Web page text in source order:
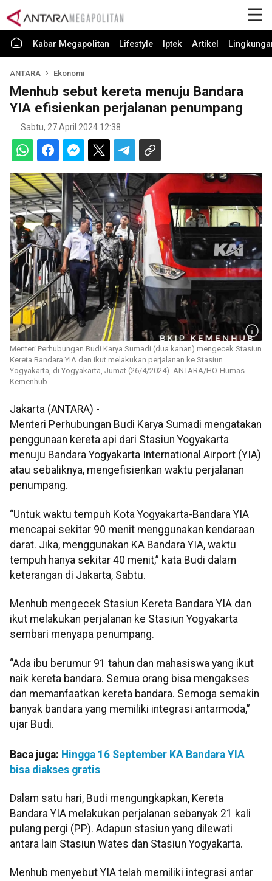
Kabar Megapolitan Lifestyle Iptek Artikel
ANTARA Ekonomi
Menhub sebut kereta menuju Bandara
YIA efisienkan perjalanan penumpang
Sabtu, 27 April 2024 12:38
Menteri Perhubungan Budi Karya Sumadi (dua kanan) mengecek Stasiun
Kereta Bandara YIA dan ikut melakukan perjalanan ke Stasiun
Yogyakarta, di Yogyakarta, Jumat (26/4/2024). ANTARA/HO-Humas
Kemenhub
Jakarta (ANTARA) -
Menteri Perhubungan Budi Karya Sumadi mengatakan
penggunaan kereta api dari Stasiun Yogyakarta
menuju Bandara Yogyakarta International Airport (YIA)
atau sebaliknya, mengefisienkan waktu perjalanan
penumpang.
“Untuk waktu tempuh Kota Yogyakarta-Bandara YIA
mencapai sekitar 90 menit menggunakan kendaraan
darat. Jika, menggunakan KA Bandara YIA, waktu
tempuh hanya sekitar 40 menit,” kata Budi dalam
keterangan di Jakarta, Sabtu.
Menhub mengecek Stasiun Kereta Bandara YIA dan
ikut melakukan perjalanan ke Stasiun Yogyakarta
sembari menyapa penumpang.
“Ada ibu berumur 91 tahun dan mahasiswa yang ikut
naik kereta bandara. Semua orang bisa mengakses
dan memanfaatkan kereta bandara. Semoga semakin
banyak bandara yang memiliki integrasi antarmoda,”
ujar Budi.
Baca juga: Hingga 16 September KA Bandara YIA
bisa diakses gratis
Dalam satu hari, Budi mengungkapkan, Kereta
Bandara YIA melakukan perjalanan sebanyak 21 kali
pulang pergi (PP). Adapun stasiun yang dilewati
antara lain Stasiun Wates dan Stasiun Yogyakarta.
Menhub menyebut YIA telah memiliki integrasi antar